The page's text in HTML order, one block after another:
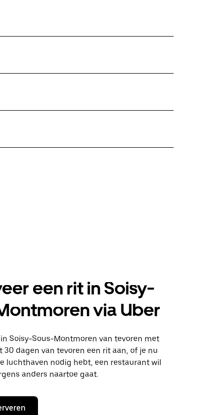
een rit in Soisy-
via Uber
Soisy-Sous-Montmoren van tevoren met
30 dagen van tevoren een rit aan, of je nu
luchthaven nodig hebt, een restaurant wil
anders naartoe gaat.